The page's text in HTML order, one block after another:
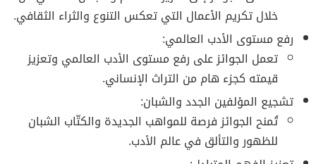
خلال تكريم الأعمال التي تعكس التنوع والثراء الثقافي.
رفع مستوى الأدب العالمي:
تعمل الجوائز على رفع مستوى الأدب العالمي وتعزيز
قيمته كجزء هام من التراث الإنساني.
تشجيع المؤلفين الجدد والشبان:
تُمنح الجوائز فرصة للمواهب الجديدة والكتّاب الشبان
للظهور والتألق في عالم الأدب.